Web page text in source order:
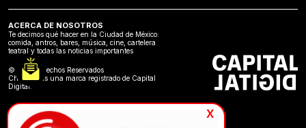
ACERCA DE NOSOTROS
Te decimos qué hacer en la Ciudad de México:
comida, antros, bares, música, cine, cartelera
teatral y todas las noticias importantes
©2024 Derechos Reservados
Chilango es una marca registrado de Capital
Digital.
x